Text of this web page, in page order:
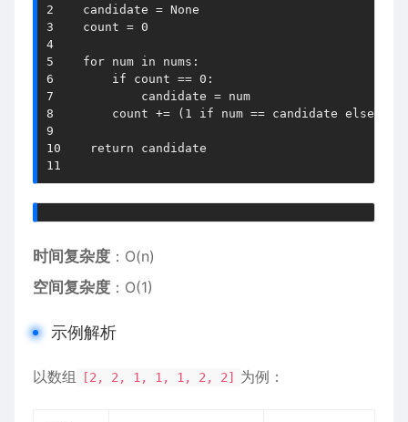
2
    candidate
= None
3
    count
= 0
4
5
for num in nums :
6
if count == 0 :
7
            candidate
=
8
        count
+= ( 1 if num == candidate else
9
10
return
11
时间复杂度 ：O(n)
空间复杂度 ：O(1)
示例解析
以数组 [2, 2, 1, 1, 1, 2, 2] 为例：